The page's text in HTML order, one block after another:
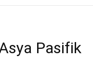
Pasifik